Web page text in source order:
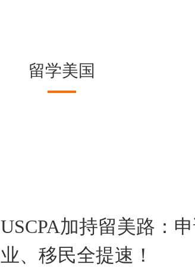
留学美国
USCPA加持留美路：
业、移民全提速！